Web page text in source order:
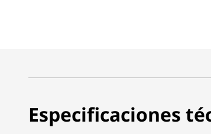
Especificaciones